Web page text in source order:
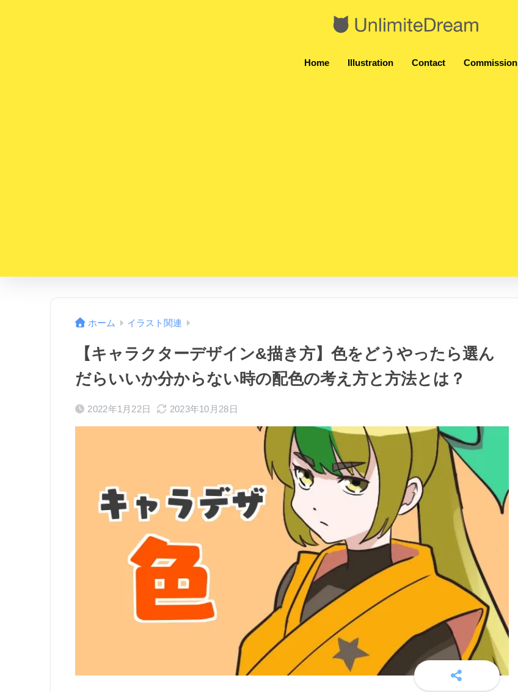
Home Illustration Contact Commission
ホーム イラスト関連
【キャラクターデザイン&描き方】色をどうやったら選ん
だらいいか分からない時の配色の考え方と方法とは？
2022年1月22日 2023年10月28日